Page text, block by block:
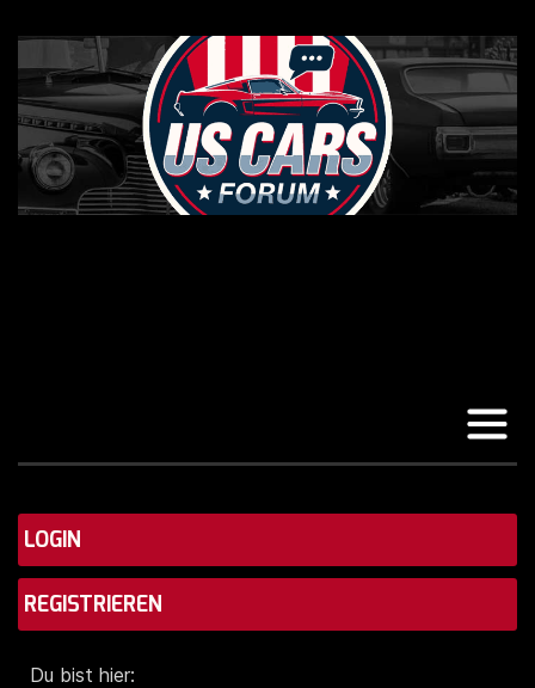
LOGIN
REGISTRIEREN
Du bist hier: